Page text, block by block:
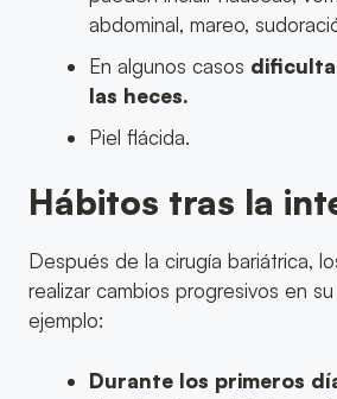
abdominal, mareo,
En algunos casos
las heces.
Piel flácida.
Hábitos tras la
Después de la cirugía bariátrica,
realizar cambios progresivos en
ejemplo:
Durante los primeros